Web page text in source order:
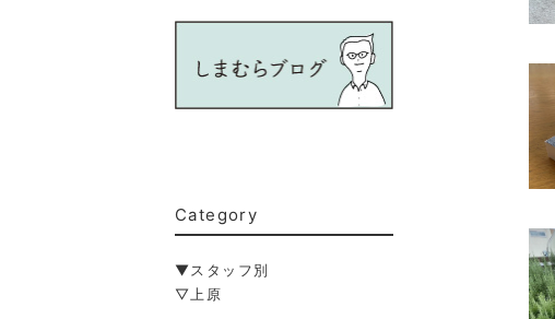
Category
▼スタッフ別
▽上原